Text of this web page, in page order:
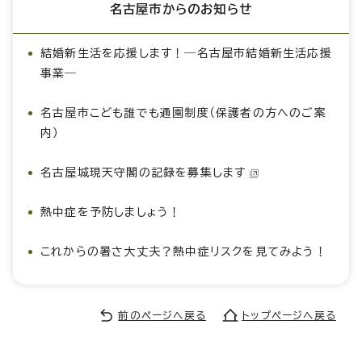
名古屋市からのお知らせ
結婚新生活を応援します！―名古屋市結婚新生活応援
事業―
名古屋市こども誰でも通園制度（保護者の方へのご案
内）
名古屋城現天守閣の記録を募集します
熱中症を予防しましょう！
これからの暑さ大丈夫？熱中症リスクを見てみよう！
前のページへ戻る トップページへ戻る